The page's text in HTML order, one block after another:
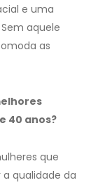
e uma
aquele
as
40 anos?
que
qualidade da